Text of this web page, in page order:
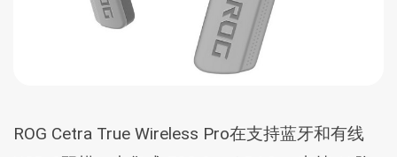
ROG Cetra True Wireless Pro在支持蓝牙和有线